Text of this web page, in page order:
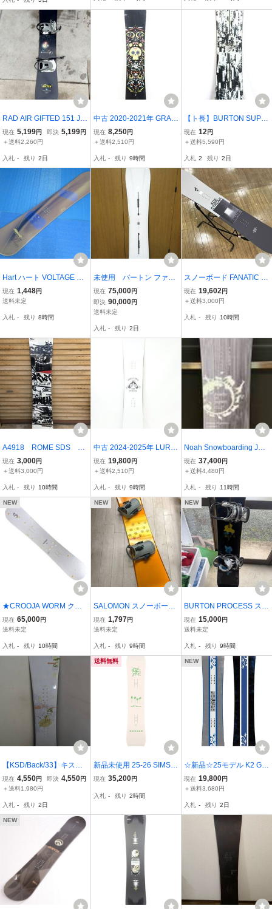
き 41626-1
ーツ
RAD AIR GIFTED 151 Jo
han kstrm Individual ドイ
ツ製 スノーボード ビンデ
現在 5,199円 即決 5,199円
＋送料2,260円
入札 - 残り 2日
中古 2020-2021年 GRAY
RPM 147cm グレイ アー
ルピーエム スノーボード
現在 8,250円
＋送料2,510円
入札 - 残り 9時間
【ト長】BURTON SUPE
R HERO 148 バートン ス
ーパーヒーロー 48 BURT
グ付き Mサイズ スノーボ
ード 板 ID046IOA95
現在 12円
＋送料5,590円
入札 2 残り 2日
Hart ハート VOLTAGE 14
6 スノーボード 全長約14
6cm 管理8KX0317G-A9
現在 1,448円
送料未定
入札 - 残り 8時間
未使用 バートン ファミ
リーツリー 3D ディープ
デイズ 149cm 2022-2023
現在 75,000円
即決 90,000円
送料未定
入札 - 残り 2日
スノーボード FANATIC フ
ァナティック 2022-23年
モデル ACE エース 147c
現在 19,602円
＋送料3,000円
入札 - 残り 10時間
A4918 ROME SDS Ch
eap Trick スノーボー
ド 板 スノボ 148
ツ 現状品
現在 3,000円
＋送料3,000円
入札 - 残り 10時間
中古 2024-2025年 LURKI
NG CLASS ラーキングク
ラス GOOD TIMES BAD F
9cm 39488-6
現在 19,800円
＋送料2,510円
入札 - 残り 9時間
Noah Snowboarding Jap
an Super Twister 2022-20
23 146.5cm スノーボード
現在 37,400円
＋送料4,480円
入札 - 残り 11時間
NEW
★CROOJA WORM クロ
ージャ ダブルキャンバー
スノーボード 24-25 148c
現在 65,000円
送料未定
入札 - 残り 10時間
NEW
SALOMON スノーボード
FS-350 146cm オレンジ
系 switch ステップイン ビ
グ 付き SS-000480
現在 1,797 円
送料未定
入札 - 残り 9時間
NEW
BURTON PROCESS スノ
ーボード ビンディングセ
ット
現在 15,000円
送料未定
入札 - 残り 9時間
【KSD/Back/33】キスマ
ークCity Coral 147スノー
ボード・ビンディング付
クショナル・キャンパ
ー フラットに近い
現在 4,550円 即決 4,550円
＋送料1,980円
入札 - 残り 2日
送料無料
新品未使用 25-26 SIMS T
HE SALT PINK 149cm レ
現在 35,200円
入札 - 残り 2時間
NEW
☆新品☆25モデル K2 GE
OMETRIC /148cm☆メー
カー保証付き☆反発が良
軽いのでグラトリの上達
にも最適☆70%OFF☆
現在 19,800円
＋送料3,680円
入札 - 残り 2日
NEW